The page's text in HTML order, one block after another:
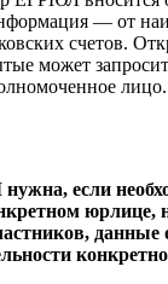
— от
счетов.
может
лицо.
если
юрлице,
данные